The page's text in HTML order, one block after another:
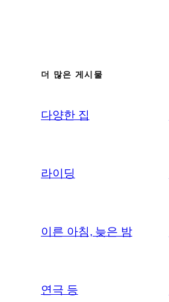
더 많은 게시물
다양한 집
라이딩
이른 아침, 늦은 밤
연극 등